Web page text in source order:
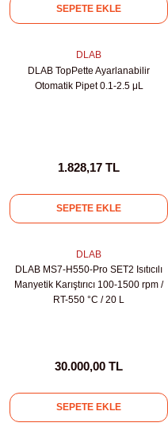
Cihazları
Titratörler
SEPETE EKLE
DLAB
DLAB TopPette Ayarlanabilir
Otomatik Pipet 0.1-2.5 μL
1.828,17 TL
SEPETE EKLE
DLAB
DLAB MS7-H550-Pro SET2 Isıtıcılı
Manyetik Karıştırıcı 100-1500 rpm /
RT-550 °C / 20 L
30.000,00 TL
SEPETE EKLE